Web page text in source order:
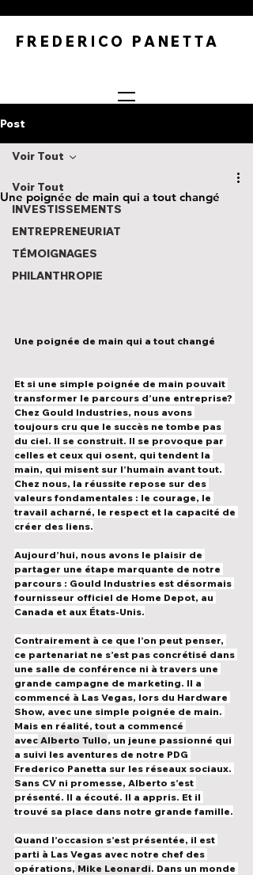
FREDERICO PANETTA
Post
Voir Tout
INVESTISSEMENTS
ENTREPRENEURIAT
TÉMOIGNAGES
PHILANTHROPIE
Voir Tout
Une poignée de main qui a tout changé
Une poignée de main qui a tout changé
Et si une simple poignée de main pouvait
transformer le parcours d’une entreprise?
Chez Gould Industries, nous avons
toujours cru que le succès ne tombe pas
du ciel. Il se construit. Il se provoque par
celles et ceux qui osent, qui tendent la
main, qui misent sur l’humain avant tout.
Chez nous, la réussite repose sur des
valeurs fondamentales : le courage, le
travail acharné, le respect et la capacité de
créer des liens.
Aujourd’hui, nous avons le plaisir de
partager une étape marquante de notre
parcours : Gould Industries est désormais
fournisseur officiel de Home Depot, au
Canada et aux États-Unis.
Contrairement à ce que l’on peut penser,
ce partenariat ne s’est pas concrétisé dans
une salle de conférence ni à travers une
grande campagne de marketing. Il a
commencé à Las Vegas, lors du Hardware
Show, avec une simple poignée de main.
Mais en réalité, tout a commencé
avec Alberto Tullo, un jeune passionné qui
a suivi les aventures de notre PDG
Frederico Panetta sur les réseaux sociaux.
Sans CV ni promesse, Alberto s’est
présenté. Il a écouté. Il a appris. Et il
trouvé sa place dans notre grande famille.
Quand l’occasion s’est présentée, il est
parti à Las Vegas avec notre chef des
opérations, Mike Leonardi. Dans un monde